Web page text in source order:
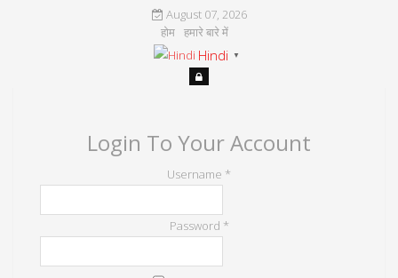
August 07, 2026
होम हमारे बारे में
Hindi ▼
Login To Your Account
Username *
Password *